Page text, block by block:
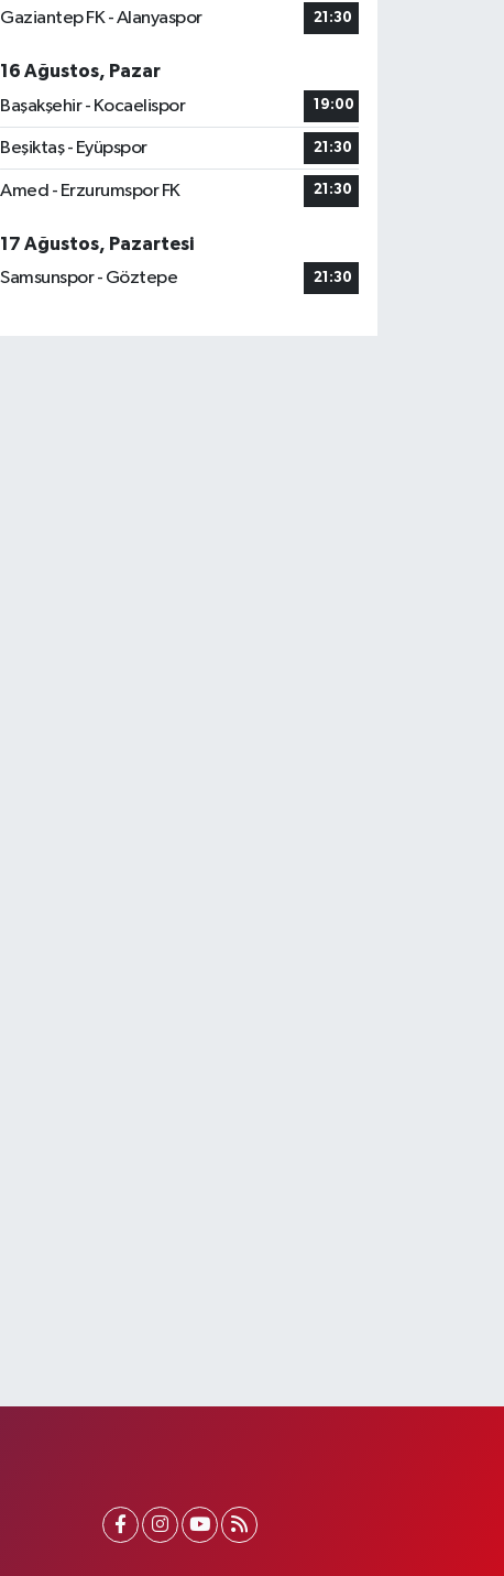
Gaziantep FK - Alanyaspor 21:30
16 Ağustos, Pazar
Başakşehir - Kocaelispor
19:00
Beşiktaş - Eyüpspor 21:30
Amed - Erzurumspor FK 21:30
17 Ağustos, Pazartesi
Samsunspor - Göztepe
21:30